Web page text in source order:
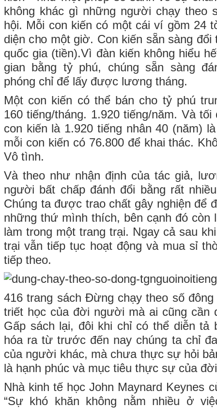
không khác gì những người chạy theo
hội. Mỗi con kiến có một cái ví gồm 24
diện cho một giờ. Con kiến sẵn sàng
quốc gia (tiền).Vì đàn kiến không hiểu
gian bằng tỷ phú, chúng sẵn sàng
phóng chỉ để lấy được lương tháng.
Một con kiến có thể bán cho tỷ phú
160 tiếng/tháng. 1.920 tiếng/năm. Và
con kiến là 1.920 tiếng nhân 40 (năm)
mỗi con kiến có 76.800 để khai thác.
Vô tình.
Và theo như nhận định của tác giả,
người bất chấp đánh đổi bằng rất
Chúng ta được trao chất gây nghiện để
những thứ mình thích, bên cạnh đó còn
làm trong một trang trại. Ngay cả sau
trại vẫn tiếp tục hoạt động và mua sỉ
tiếp theo.
416 trang sách Đừng chạy theo số
triết học của đời người mà ai cũng cần
Gấp sách lại, đôi khi chỉ có thể diễn tả
hóa ra từ trước đến nay chúng ta chỉ
của người khác, mà chưa thực sự hỏi
là hạnh phúc và mục tiêu thực sự của
Nhà kinh tế học John Maynard Keynes
“Sự khó khăn không nằm nhiều ở